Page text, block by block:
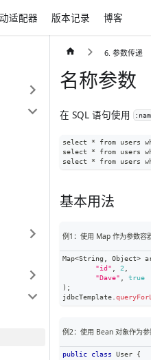
适配器 版本记录 博客
6. 参数传递
名称参数
在 SQL 语句使用
select * from users
select * from users
select * from users
基本用法
例1：使用 Map 作为参数容
Map<String , Object>
"id" , 2,
"Dave" ,
true
) ;
jdbcTemplate.
例2：使用 Bean 对象作为参
public class User
{